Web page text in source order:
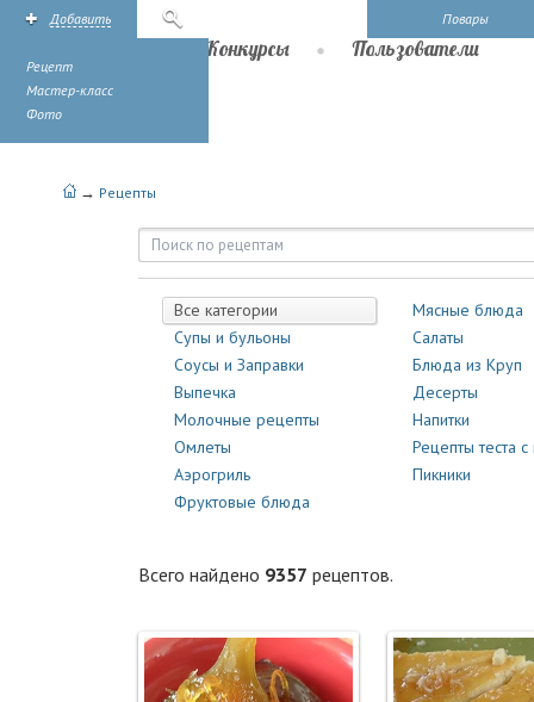
Повары
Добавить
Рецепт
Мастер-класс
Фото
Конкурсы Пользователи
→ Рецепты
Рецепты | Повары.ру
Все категории
Мясные блюда
Супы и бульоны
Салаты
Соусы и Заправки
Блюда из Круп
Выпечка
Десерты
Молочные рецепты
Напитки
Омлеты
Рецепты теста с
Аэрогриль
Пикники
Фруктовые блюда
Всего найдено 9357 рецептов.